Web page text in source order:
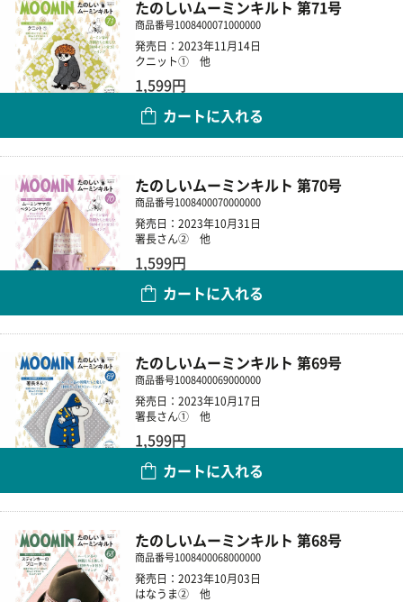
たのしいムーミンキルト 第71号
商品番号1008400071000000
発売日：2023年11月14日
クニット① 他
1,599円
カートに入れる
たのしいムーミンキルト 第70号
商品番号1008400070000000
発売日：2023年10月31日
署長さん② 他
1,599円
カートに入れる
たのしいムーミンキルト 第69号
商品番号1008400069000000
発売日：2023年10月17日
署長さん① 他
1,599円
カートに入れる
たのしいムーミンキルト 第68号
商品番号1008400068000000
発売日：2023年10月03日
はなうま② 他